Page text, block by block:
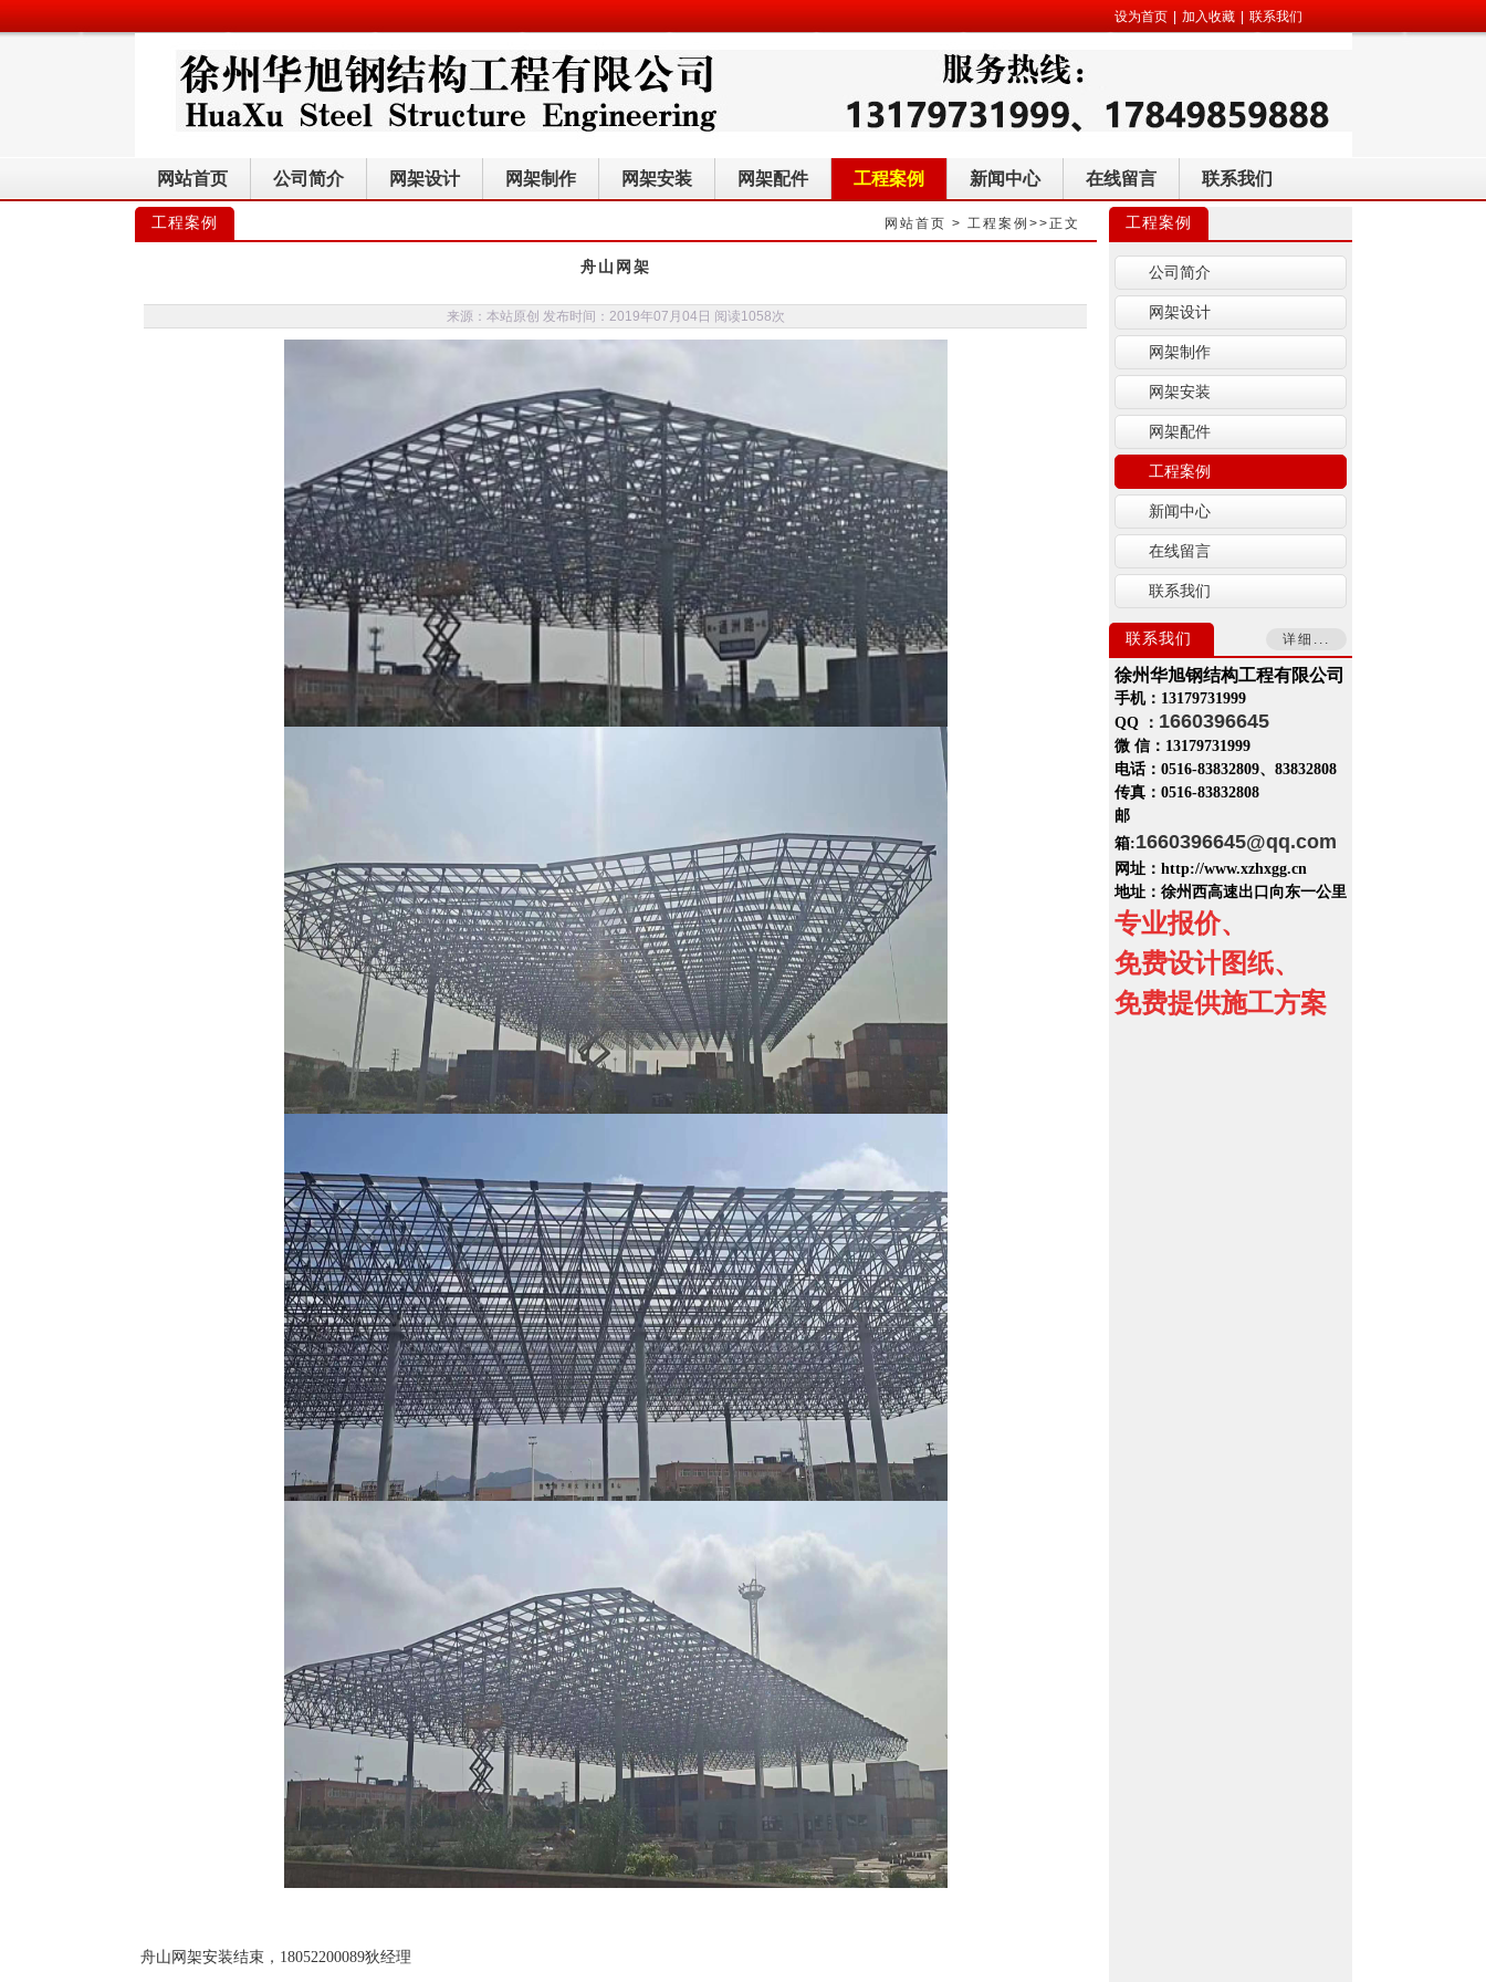
设为首页 加入收藏 联系我们
网站首页 公司简介 网架设计 网架制作 网架安装 网架配件 工程案例 新闻中心 在线留言 联系我们
工程案例 网站首页 > 工程案例 >>正文
舟山网架
来源：本站原创 发布时间：2019年07月04日 阅读1058次
舟山网架安装结束，18052200089狄经理
工程案例
公司简介
网架设计
网架制作
网架安装
网架配件
工程案例
新闻中心
在线留言
联系我们
联系我们 详细...
徐州华旭钢结构工程有限公司
手机：13179731999
QQ ： 1660396645
微 信：13179731999
电话：0516-83832809、83832808
传真：0516-83832808
邮
箱:1660396645@qq.com
网址：http://www.xzhxgg.cn
地址： 徐州西高速出口向东一公里
专业报价、
免费设计图纸、
免费提供施工方案